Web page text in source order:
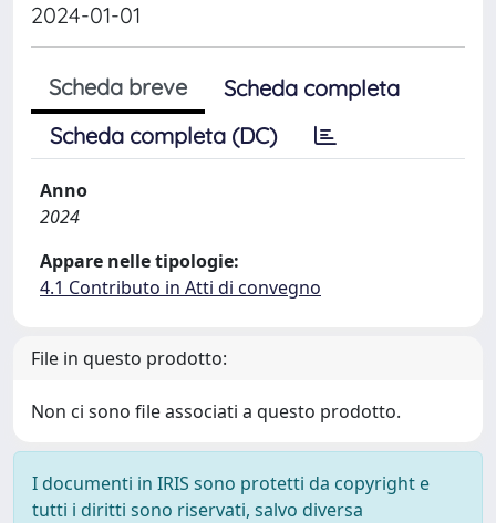
2024-01-01
Scheda breve
Scheda completa
Scheda completa (DC)
Anno
2024
Appare nelle tipologie:
4.1 Contributo in Atti di convegno
File in questo prodotto:
Non ci sono file associati a questo prodotto.
I documenti in IRIS sono protetti da copyright e
tutti i diritti sono riservati, salvo diversa